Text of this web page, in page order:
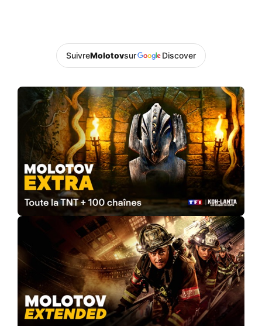
SuivreMolotovsur Discover